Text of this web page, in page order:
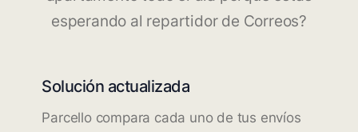
esperando al repartidor de Correos?
Solución actualizada
Parcello compara cada uno de tus envíos